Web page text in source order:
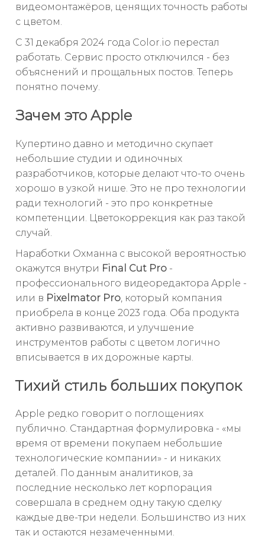
видеомонтажёров, ценящих точность работы
с цветом.
С 31 декабря 2024 года Color.io перестал
работать. Сервис просто отключился - без
объяснений и прощальных постов. Теперь
понятно почему.
Зачем это Apple
Купертино давно и методично скупает
небольшие студии и одиночных
разработчиков, которые делают что-то очень
хорошо в узкой нише. Это не про технологии
ради технологий - это про конкретные
компетенции. Цветокоррекция как раз такой
случай.
Наработки Охманна с высокой вероятностью
окажутся внутри Final Cut Pro -
профессионального видеоредактора Apple -
или в Pixelmator Pro , который компания
приобрела в конце 2023 года. Оба продукта
активно развиваются, и улучшение
инструментов работы с цветом логично
вписывается в их дорожные карты.
Тихий стиль больших покупок
Apple редко говорит о поглощениях
публично. Стандартная формулировка - «мы
время от времени покупаем небольшие
технологические компании» - и никаких
деталей. По данным аналитиков, за
последние несколько лет корпорация
совершала в среднем одну такую сделку
каждые две-три недели. Большинство из них
так и остаются незамеченными.